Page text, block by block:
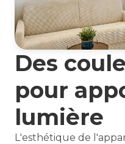
Des
pour
lumière
L'esthétique de